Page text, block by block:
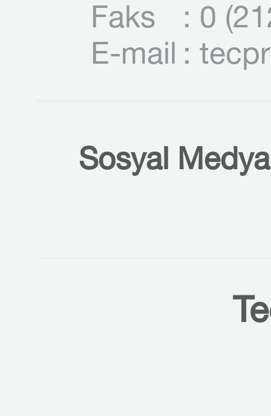
Faks
: 0
E-mail :
Sosyal